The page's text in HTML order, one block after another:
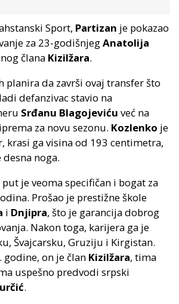
Sport, Partizan je pokazao
za 23-godišnjegAnatolija
člana Kizilžara.
planira da završi ovaj transfer što
defanzivac stavio na
Srđanu Blagojeviću već na
za novu sezonu. Kozlenko je
krasi ga visina od 193 centimetra,
noga.
je veoma specifičan i bogat za
Prošao je prestižne škole
i Dnjipra, što je garancija dobrog
Nakon toga, karijera ga je
Švajcarsku, Gruziju i Kirgistan.
on je član Kizilžara, tima
uspešno predvodi srpski
.